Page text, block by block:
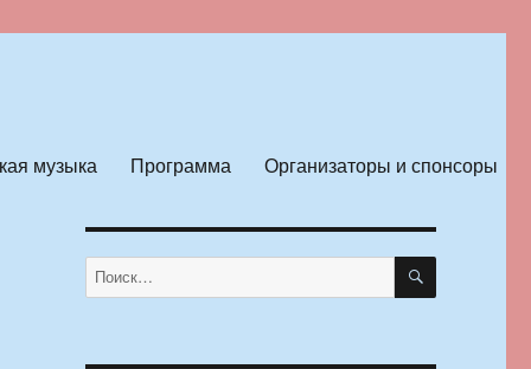
музыка Программа Организаторы и спонсоры
Искать: ПОИСК